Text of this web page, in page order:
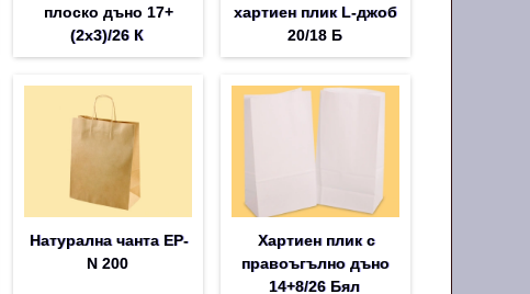
плоско дъно 17+
(2х3)/26 К
хартиен плик L-джоб
20/18 Б
Натурална чанта EP-
N 200
Хартиен плик с
правоъгълно дъно
14+8/26 Бял